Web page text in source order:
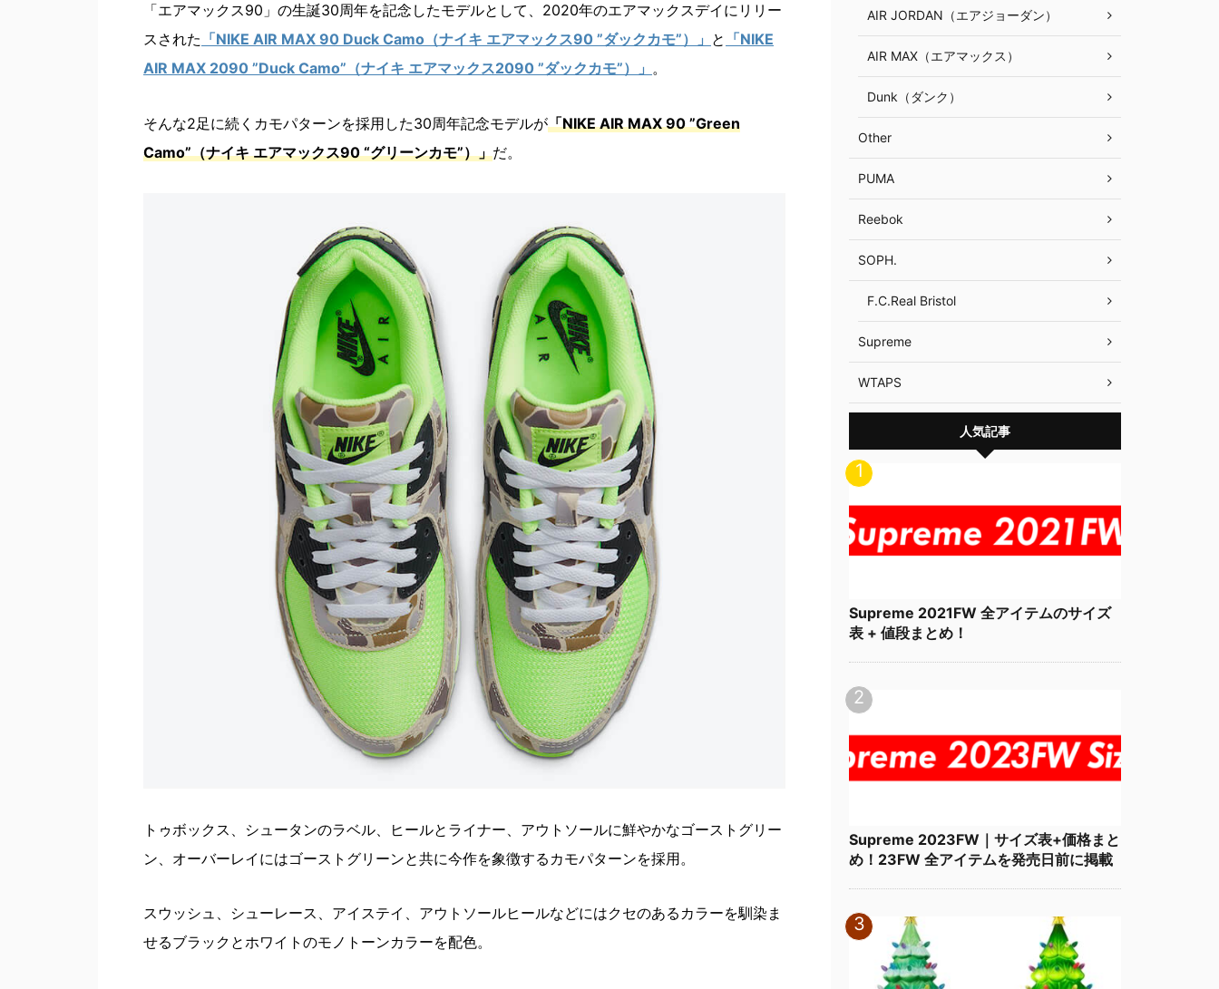
「エアマックス90」の生誕30周年を記念したモデルとして、2020年のエアマックスデイにリリー
スされた 「NIKE AIR MAX 90 Duck Camo（ナイキ エアマックス90 ”ダックカモ”）」 と 「NIKE
AIR MAX 2090 ”Duck Camo”（ナイキ エアマックス2090 ”ダックカモ”）」 。
そんな2足に続くカモパターンを採用した30周年記念モデルが「NIKE AIR MAX 90 ”Green
Camo”（ナイキ エアマックス90 “グリーンカモ”）」だ。
トゥボックス、シュータンのラベル、ヒールとライナー、アウトソールに鮮やかなゴーストグリー
ン、オーバーレイにはゴーストグリーンと共に今作を象徴するカモパターンを採用。
スウッシュ、シューレース、アイステイ、アウトソールヒールなどにはクセのあるカラーを馴染ま
せるブラックとホワイトのモノトーンカラーを配色。
AIR JORDAN（エアジョーダン）
AIR MAX（エアマックス）
Dunk（ダンク）
Other
PUMA
Reebok
SOPH.
F.C.Real Bristol
Supreme
WTAPS
人気記事
Supreme 2021FW 全アイテムのサイズ
表 + 値段まとめ！
Supreme 2023FW｜サイズ表+価格まと
め！23FW 全アイテムを発売日前に掲載